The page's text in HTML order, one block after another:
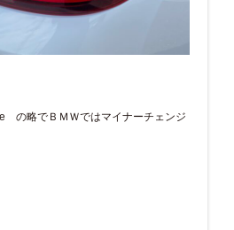
の略でＢＭＷではマイナーチェンジ